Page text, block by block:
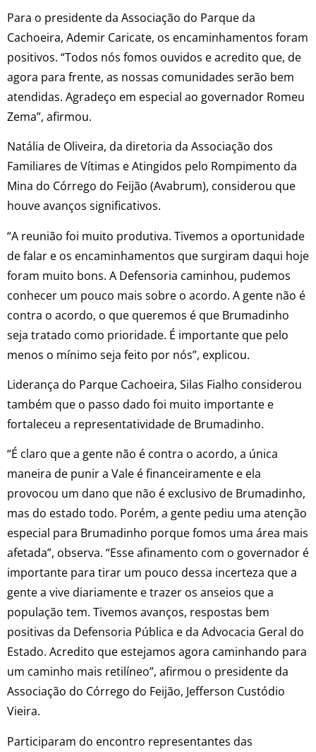
Para o presidente da Associação do Parque da
Cachoeira, Ademir Caricate, os encaminhamentos foram
positivos. “Todos nós fomos ouvidos e acredito que, de
agora para frente, as nossas comunidades serão bem
atendidas. Agradeço em especial ao governador Romeu
Zema”, afirmou.
Natália de Oliveira, da diretoria da Associação dos
Familiares de Vítimas e Atingidos pelo Rompimento da
Mina do Córrego do Feijão (Avabrum), considerou que
houve avanços significativos.
“A reunião foi muito produtiva. Tivemos a oportunidade
de falar e os encaminhamentos que surgiram daqui hoje
foram muito bons. A Defensoria caminhou, pudemos
conhecer um pouco mais sobre o acordo. A gente não é
contra o acordo, o que queremos é que Brumadinho
seja tratado como prioridade. É importante que pelo
menos o mínimo seja feito por nós”, explicou.
Liderança do Parque Cachoeira, Silas Fialho considerou
também que o passo dado foi muito importante e
fortaleceu a representatividade de Brumadinho.
“É claro que a gente não é contra o acordo, a única
maneira de punir a Vale é financeiramente e ela
provocou um dano que não é exclusivo de Brumadinho,
mas do estado todo. Porém, a gente pediu uma atenção
especial para Brumadinho porque fomos uma área mais
afetada”, observa. “Esse afinamento com o governador é
importante para tirar um pouco dessa incerteza que a
gente a vive diariamente e trazer os anseios que a
população tem. Tivemos avanços, respostas bem
positivas da Defensoria Pública e da Advocacia Geral do
Estado. Acredito que estejamos agora caminhando para
um caminho mais retilíneo”, afirmou o presidente da
Associação do Córrego do Feijão, Jefferson Custódio
Vieira.
Participaram do encontro representantes das